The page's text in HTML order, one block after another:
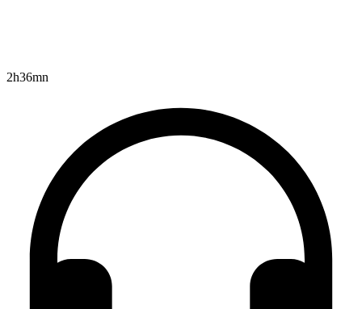
2h36mn